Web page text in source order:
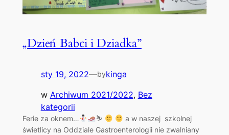
„Dzień Babci i Dziadka”
sty 19, 2022—bykinga
w Archiwum 2021/2022, Bez
kategorii
Ferie za oknem… ⛷
a w naszej szkolnej
świetlicy na Oddziale Gastroenterologii nie zwalniany